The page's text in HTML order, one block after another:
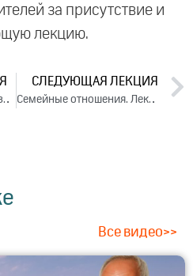
за присутствие и
лекцию.
Счастливая семейная жизнь. Лекция 3. Часть 4 (2014)
СЛЕДУЮЩАЯ ЛЕКЦИЯ
Семейные отношения. Лекция 2 (2014)
Все видео>>